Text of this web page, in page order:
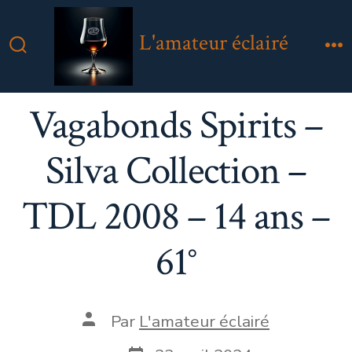
au
Bascule
Rechercher
L'amateur éclairé
Vagabonds Spirits –
Silva Collection –
TDL 2008 – 14 ans –
61°
Auteur
Par L'amateur éclairé